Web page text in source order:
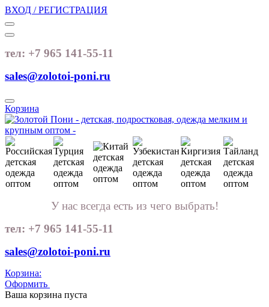
ВХОД / РЕГИСТРАЦИЯ
тел: +7 965 141-55-11
sales@zolotoi-poni.ru
Корзина
У нас всегда есть из чего выбрать!
тел: +7 965 141-55-11
sales@zolotoi-poni.ru
Корзина:
Оформить
Ваша корзина пуста